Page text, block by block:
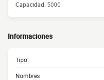
Capacidad: 5000
Informaciones
Tipo
Nombres